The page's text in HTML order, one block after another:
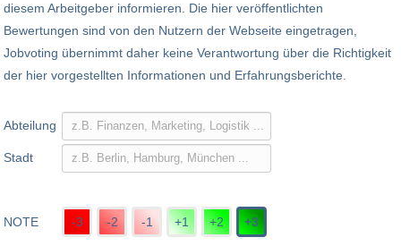
diesem Arbeitgeber informieren. Die hier veröffentlichten
Bewertungen sind von den Nutzern der Webseite eingetragen,
Jobvoting übernimmt daher keine Verantwortung über die Richtigkeit
der hier vorgestellten Informationen und Erfahrungsberichte.
Abteilung
Stadt
NOTE -3 -2 -1 +1 +2 +3